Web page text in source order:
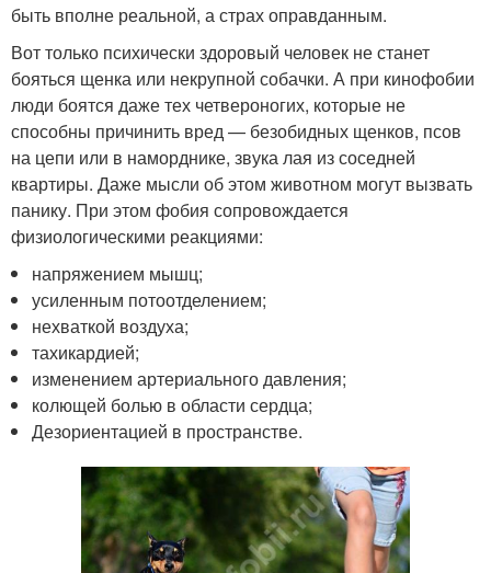
быть вполне реальной, а страх оправданным.
Вот только психически здоровый человек не станет
бояться щенка или некрупной собачки. А при кинофобии
люди боятся даже тех четвероногих, которые не
способны причинить вред — безобидных щенков, псов
на цепи или в наморднике, звука лая из соседней
квартиры. Даже мысли об этом животном могут вызвать
панику. При этом фобия сопровождается
физиологическими реакциями:
напряжением мышц;
усиленным потоотделением;
нехваткой воздуха;
тахикардией;
изменением артериального давления;
колющей болью в области сердца;
Дезориентацией в пространстве.